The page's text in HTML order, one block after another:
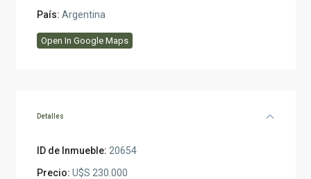
País: Argentina
Open In Google Maps
Detalles
ID de Inmueble: 20654
Precio: U$S 230.000